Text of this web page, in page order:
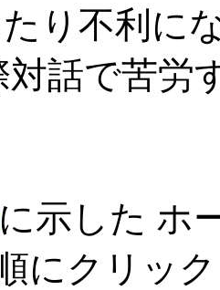
り不利に
対話で苦労
に示した ホ
にクリッ